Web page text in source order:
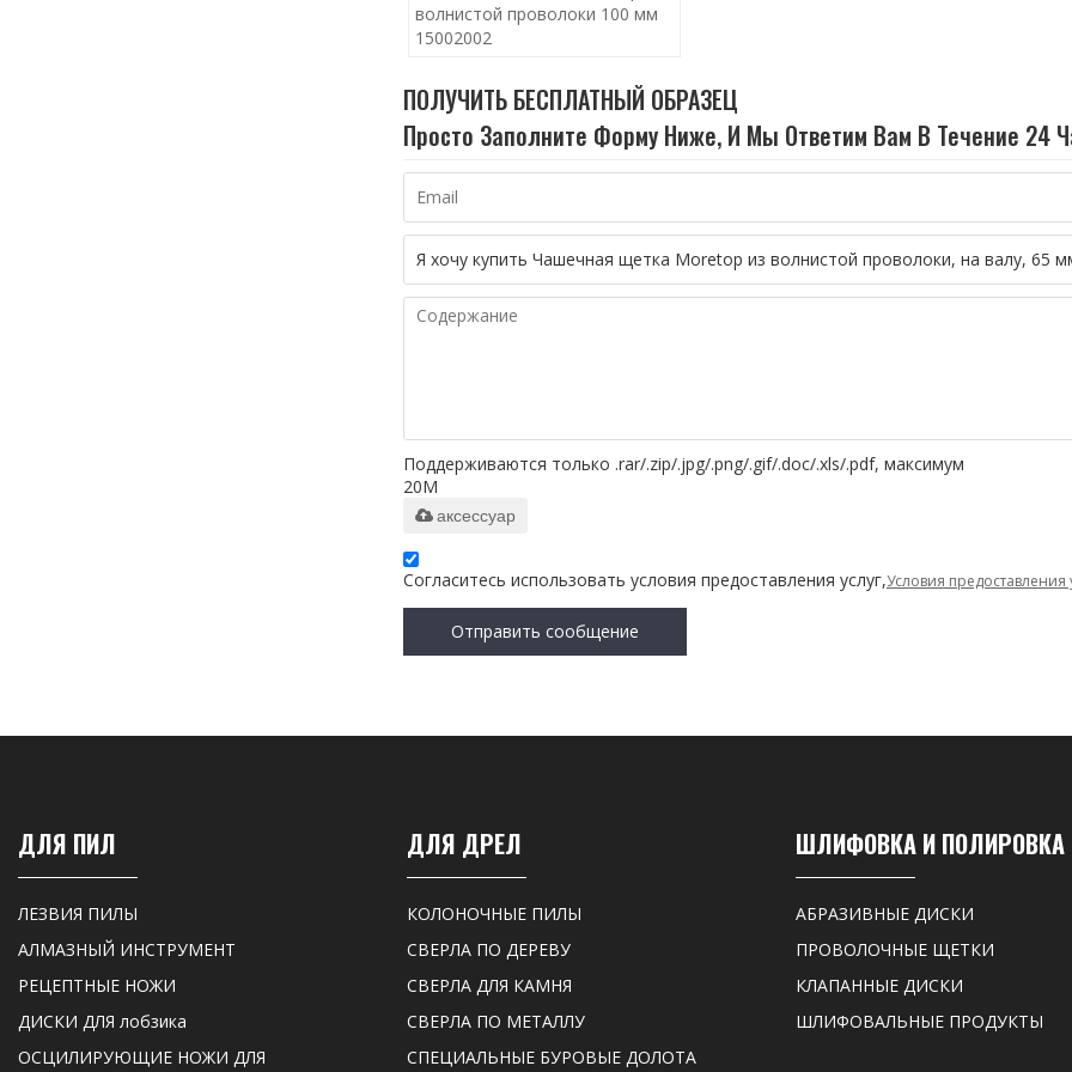
волнистой проволоки 100 мм
15002002
ПОЛУЧИТЬ БЕСПЛАТНЫЙ ОБРАЗЕЦ
Просто Заполните Форму Ниже, И Мы Ответим Вам В Течение 24
Поддерживаются только .rar/.zip/.jpg/.png/.gif/.doc/.xls/.pdf, максимум
20M
аксессуар
Согласитесь использовать условия предоставления услуг,Условия предоставления
Отправить сообщение
ДЛЯ ПИЛ
ЛЕЗВИЯ ПИЛЫ
АЛМАЗНЫЙ ИНСТРУМЕНТ
РЕЦЕПТНЫЕ НОЖИ
ДИСКИ ДЛЯ лобзика
ОСЦИЛИРУЮЩИЕ НОЖИ ДЛЯ
ДЛЯ ДРЕЛ
КОЛОНОЧНЫЕ ПИЛЫ
СВЕРЛА ПО ДЕРЕВУ
СВЕРЛА ДЛЯ КАМНЯ
СВЕРЛА ПО МЕТАЛЛУ
СПЕЦИАЛЬНЫЕ БУРОВЫЕ ДОЛОТА
ШЛИФОВКА И ПОЛИРОВКА
АБРАЗИВНЫЕ ДИСКИ
ПРОВОЛОЧНЫЕ ЩЕТКИ
КЛАПАННЫЕ ДИСКИ
ШЛИФОВАЛЬНЫЕ ПРОДУКТЫ